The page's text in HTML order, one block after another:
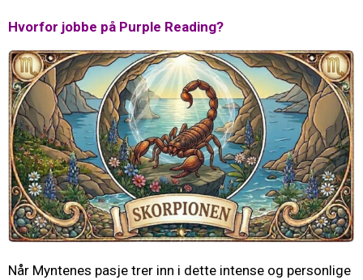
Hvorfor jobbe på Purple Reading?
Når Myntenes pasje trer inn i dette intense og personlige